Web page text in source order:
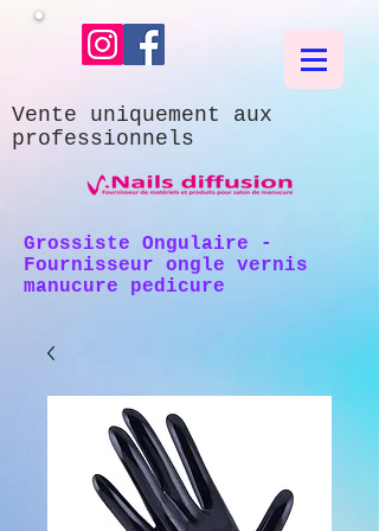
Vente uniquement aux
professionnels
Grossiste Ongulaire -
Fournisseur ongle vernis
manucure pedicure